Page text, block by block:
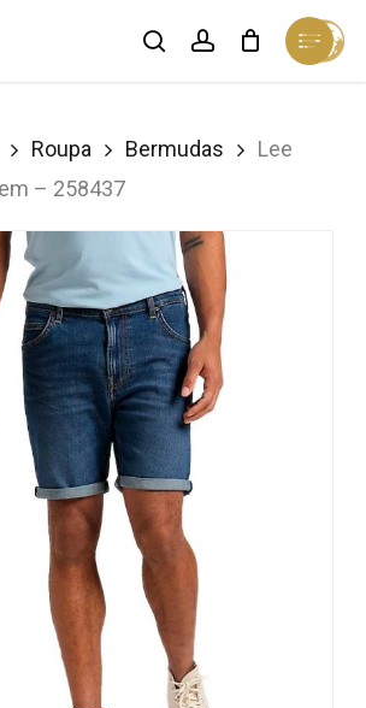
searchaccount
Menu
Close
Cart
Roupa Bermudas
Lee
– 258437